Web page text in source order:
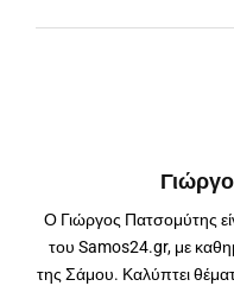
Ο Γιώργος Πατσομύτης
του Samos24.gr, με
της Σάμου. Καλύπτει